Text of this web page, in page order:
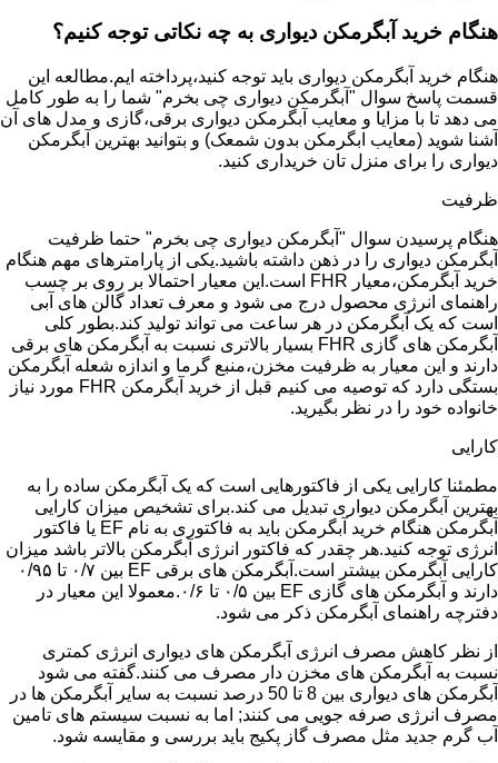
هنگام خرید آبگرمکن دیواری به چه نکاتی توجه کنیم؟
هنگام خرید آبگرمکن دیواری باید توجه کنید،پرداخته ایم.مطالعه این
قسمت پاسخ سوال "آبگرمکن دیواری چی بخرم" شما را به طور کامل
می دهد تا با مزایا و معایب آبگرمکن دیواری برقی،گازی و مدل های آن
آشنا شوید (معایب ابگرمکن بدون شمعک) و بتوانید بهترین آبگرمکن
دیواری را برای منزل تان خریداری کنید.
ظرفیت
هنگام پرسیدن سوال "آبگرمکن دیواری چی بخرم" حتما ظرفیت
آبگرمکن دیواری را در ذهن داشته باشید.یکی از پارامترهای مهم هنگام
خرید آبگرمکن،معیار FHR است.این معیار احتمالا بر روی بر چسب
راهنمای انرژی محصول درج می شود و معرف تعداد گالن های آبی
است که یک آبگرمکن در هر ساعت می تواند تولید کند.بطور کلی
آبگرمکن های گازی FHR بسیار بالاتری نسبت به آبگرمکن های برقی
دارند و این معیار به ظرفیت مخزن،منبع گرما و اندازه شعله آبگرمکن
بستگی دارد که توصیه می کنیم قبل از خرید آبگرمکن FHR مورد نیاز
خانواده خود را در نظر بگیرید.
کارایی
مطمئنا کارایی یکی از فاکتورهایی است که یک آبگرمکن ساده را به
بهترین آبگرمکن دیواری تبدیل می کند.برای تشخیص میزان کارایی
آبگرمکن هنگام خرید آبگرمکن باید به فاکتوری به نام EF یا فاکتور
انرژی توجه کنید.هر چقدر که فاکتور انرژی آبگرمکن بالاتر باشد میزان
کارایی آبگرمکن بیشتر است.آبگرمکن های برقی EF بین ۰/۷ تا ۰/۹۵
دارند و آبگرمکن های گازی EF بین ۰/۵ تا ۰/۶.معمولا این معیار در
دفترچه راهنمای آبگرمکن ذکر می شود.
از نظر کاهش مصرف انرژی آبگرمکن های دیواری انرژی کمتری
نسبت به آبگرمکن های مخزن دار مصرف می کنند.گفته می شود
آبگرمکن های دیواری بین 8 تا 50 درصد نسبت به سایر آبگرمکن ها در
مصرف انرژی صرفه جویی می کنند; اما به نسبت سیستم های تامین
آب گرم جدید مثل مصرف گاز پکیج باید بررسی و مقایسه شود.